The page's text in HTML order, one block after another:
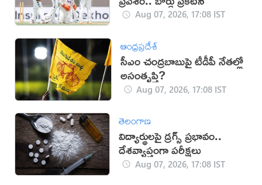
Aug 07, 2026, 17:08 IST
ఆంధ్రప్రదేశ్
సీఎం చంద్రబాబుపై టీడీపీ నేతల్లో
అసంతృప్తి?
Aug 07, 2026, 17:08 IST
తెలంగాణ
విద్యార్థులపై డ్రగ్స్ ప్రభావం..
దేశవ్యాప్తంగా పరీక్షలు
Aug 07, 2026, 17:08 IST